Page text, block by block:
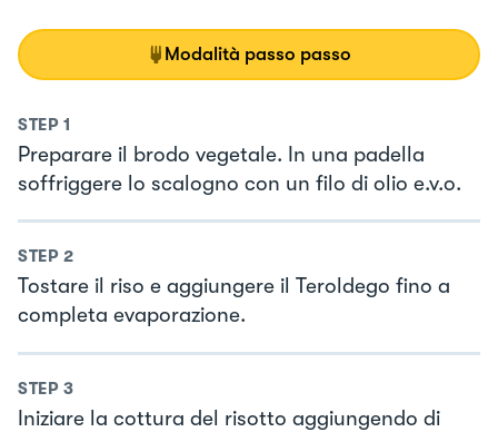
Modalità passo passo
STEP 1
Preparare il brodo vegetale. In una padella
soffriggere lo scalogno con un filo di olio e.v.o.
STEP 2
Tostare il riso e aggiungere il Teroldego fino a
completa evaporazione.
STEP 3
Iniziare la cottura del risotto aggiungendo di